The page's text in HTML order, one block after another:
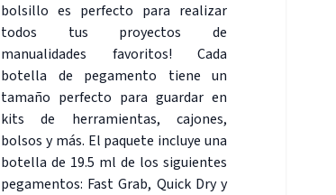
bolsillo es perfecto para realizar
todos tus proyectos de
manualidades favoritos! Cada
botella de pegamento tiene un
tamaño perfecto para guardar en
kits de herramientas, cajones,
bolsos y más. El paquete incluye una
botella de 19.5 ml de los siguientes
pegamentos: Fast Grab, Quick Dry y